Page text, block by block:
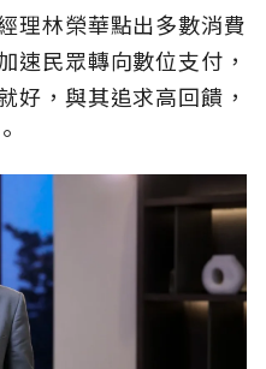
理林榮華點出多數消費
速民眾轉向數位支付，
好，與其追求高回饋，